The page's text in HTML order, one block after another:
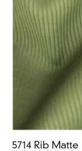
5714 Rib Matte